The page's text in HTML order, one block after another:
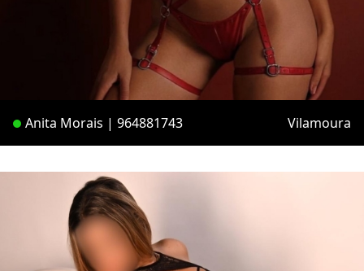
Anita Morais | 964881743 Vilamoura